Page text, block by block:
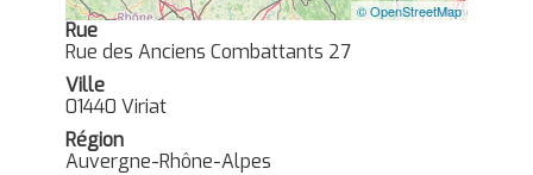
© OpenStreetMap
Rue
Rue des Anciens Combattants 27
Ville
01440 Viriat
Région
Auvergne-Rhône-Alpes